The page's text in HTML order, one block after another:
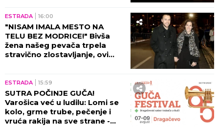
O ANITI ALEKSIĆ BRUJI CELA
ESTRADA: Nataša Bekvalac
pokazala pravo lice - usledio
ŠOK posle nastupa!
ŠTA SE DEŠAVA U DOMU
GUDELJA? Šuškalo se o lošim
odnosima porodice s
Anastasijom, Vanja se obratila
malom Ilijanu: AKO JE DETE